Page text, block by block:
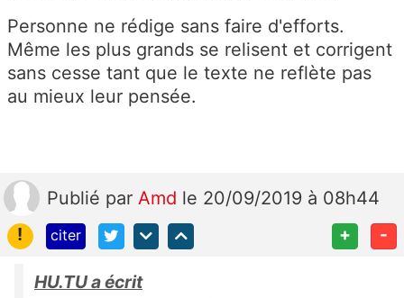
Personne ne rédige sans faire d'efforts.
Même les plus grands se relisent et corrigent
sans cesse tant que le texte ne reflète pas
au mieux leur pensée.
Publié par Amd le 20/09/2019 à 08h44
!
citer + -
HU.TU a écrit